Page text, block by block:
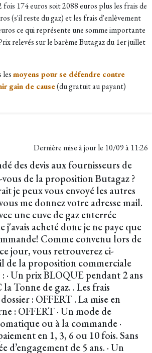
fois 174 euros soit 2088 euros plus les frais de
(s'il reste du gaz) et les frais d'enlèvement
ce qui représente une somme importante
relevés sur le barème Butagaz du 1er juillet
lesmoyens pour se défendre contre
gain de cause(du gratuit au payant)
Dernière mise à jour le 10/09 à 11:26
des devis aux fournisseurs de
vous de la proposition Butagaz ?
je peux vous envoyé les autres
me donnez votre adresse mail.
une cuve de gaz enterrée
j'avais acheté donc je ne paye que
Comme convenu lors de
jour, vous retrouverez ci-
de la proposition commerciale
· Un prix BLOQUE pendant 2 ans
Tonne de gaz. . Les frais
: OFFERT . La mise en
: OFFERT · Un mode de
ou à la commande ·
en 1, 3, 6 ou 10 fois. Sans
d’engagement de 5 ans. · Un